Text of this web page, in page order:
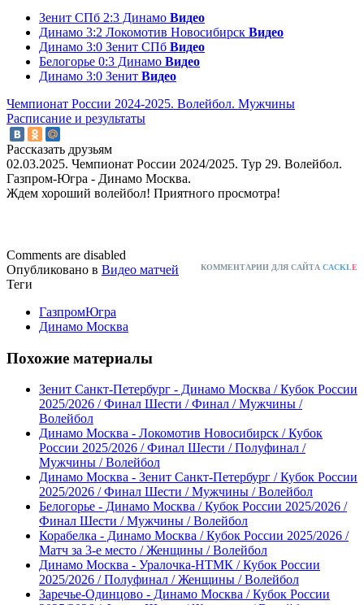
Зенит СПб 2:3 Динамо Видео
Динамо 3:2 Локомотив Новосибирск Видео
Динамо 3:0 Зенит СПб Видео
Белогорье 0:3 Динамо Видео
Динамо 3:0 Зенит Видео
Чемпионат России 2024-2025. Волейбол. Мужчины
Расписание и результаты
Рассказать друзьям
02.03.2025. Чемпионат России 2024/2025. Тур 29. Волейбол.
Газпром-Югра - Динамо Москва.
Ждем хороший волейбол! Приятного просмотра!
Comments are disabled
КОММЕНТАРИИ ДЛЯ САЙТА CACKLE
Опубликовано в Видео матчей
Теги
ГазпромЮгра
Динамо Москва
Похожие материалы
Зенит Санкт-Петербург - Динамо Москва / Кубок России
2025/2026 / Финал Шести / Финал / Мужчины /
Волейбол
Динамо Москва - Локомотив Новосибирск / Кубок
России 2025/2026 / Финал Шести / Полуфинал /
Мужчины / Волейбол
Динамо Москва - Зенит Санкт-Петербург / Кубок России
2025/2026 / Финал Шести / Мужчины / Волейбол
Белогорье - Динамо Москва / Кубок России 2025/2026 /
Финал Шести / Мужчины / Волейбол
Корабелка - Динамо Москва / Кубок России 2025/2026 /
Матч за 3-е место / Женщины / Волейбол
Динамо Москва - Уралочка-НТМК / Кубок России
2025/2026 / Полуфинал / Женщины / Волейбол
Заречье-Одинцово - Динамо Москва / Кубок России